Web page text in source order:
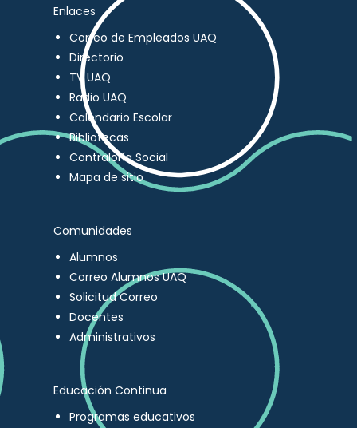
Enlaces
Correo de Empleados UAQ
Directorio
TV UAQ
Radio UAQ
Calendario Escolar
Bibliotecas
Contraloría Social
Mapa de sitio
Comunidades
Alumnos
Correo Alumnos UAQ
Solicitud Correo
Docentes
Administrativos
Educación Continua
Programas educativos